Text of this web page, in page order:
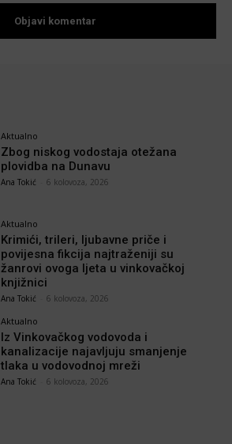
Aktualno
Zbog niskog vodostaja otežana
plovidba na Dunavu
Ana Tokić 6 kolovoza, 2026
Aktualno
Krimići, trileri, ljubavne priče i
povijesna fikcija najtraženiji su
žanrovi ovoga ljeta u vinkovačkoj
knjižnici
Ana Tokić 6 kolovoza, 2026
Aktualno
Iz Vinkovačkog vodovoda i
kanalizacije najavljuju smanjenje
tlaka u vodovodnoj mreži
Ana Tokić 6 kolovoza, 2026